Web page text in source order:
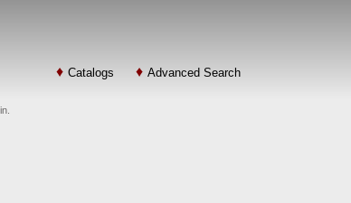
Catalogs Advanced Search